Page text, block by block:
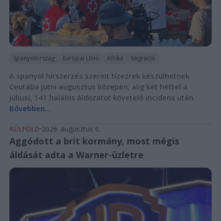
Spanyolország Európai Unió Afrika Migráció
A spanyol hírszerzés szerint tízezrek készülhetnek
Ceutába jutni augusztus közepén, alig két héttel a
júliusi, 141 halálos áldozatot követelő incidens után.
Bővebben...
KÜLFÖLD 2026. augusztus 6.
Aggódott a brit kormány, most mégis
áldását adta a Warner-üzletre